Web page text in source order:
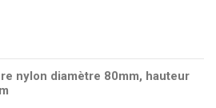
nylon diamètre 80mm, hauteur